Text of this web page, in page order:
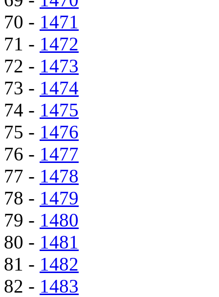
70 - 1471
71 - 1472
72 - 1473
73 - 1474
74 - 1475
75 - 1476
76 - 1477
77 - 1478
78 - 1479
79 - 1480
80 - 1481
81 - 1482
82 - 1483